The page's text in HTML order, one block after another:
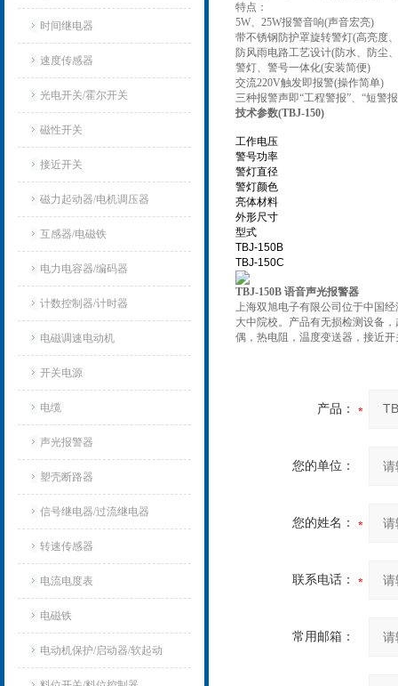
时间继电器
速度传感器
光电开关/霍尔开关
磁性开关
接近开关
磁力起动器/电机调压器
互感器/电磁铁
电力电容器/编码器
计数控制器/计时器
电磁调速电动机
开关电源
电缆
声光报警器
塑壳断路器
信号继电器/过流继电器
转速传感器
电流电度表
电磁铁
电动机保护/启动器/软起动
特点：
5W、25W报警音响(声音宏亮)
带不锈钢防护罩旋转警灯(高亮度
防风雨电路工艺设计(防水、防尘
警灯、警号一体化(安装简便)
交流220V触发即报警(操作简单)
三种报警声即“工程警报”、“短警
技术参数(TBJ-150)
工作电压
警号功率
警灯直径
警灯颜色
亮体材料
外形尺寸
型式
TBJ-150B
TBJ-150C
TBJ-150B 语音声光报警器
上海双旭电子有限公司位于中国
大中院校。产品有无损检测设备
偶，热电阻，温度变送器，接近
产品：
您的单位：
您的姓名：
联系电话：
常用邮箱：